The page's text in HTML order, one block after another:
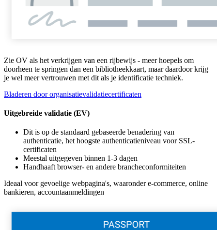
Zie OV als het verkrijgen van een rijbewijs - meer hoepels om
doorheen te springen dan een bibliotheekkaart, maar daardoor krijg
je wel meer vertrouwen met dit als je identificatie techniek.
Bladeren door organisatievalidatiecertificaten
Uitgebreide validatie (EV)
Dit is op de standaard gebaseerde benadering van
authenticatie, het hoogste authenticatieniveau voor SSL-
certificaten
Meestal uitgegeven binnen 1-3 dagen
Handhaaft browser- en andere brancheconformiteiten
Ideaal voor gevoelige webpagina's, waaronder e-commerce, online
bankieren, accountaanmeldingen